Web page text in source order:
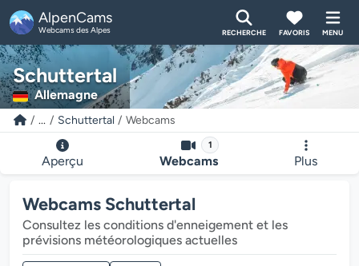
AlpenCams
Webcams des Alpes RECHERCHE FAVORIS MENU
Schuttertal
Allemagne
... Schuttertal Webcams
Aperçu
1
Webcams Plus
Webcams Schuttertal
Consultez les conditions d'enneigement et les
prévisions météorologiques actuelles